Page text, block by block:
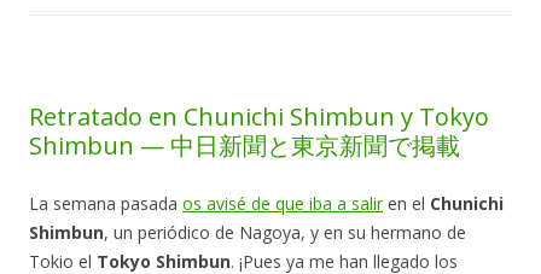
Retratado en Chunichi Shimbun y Tokyo
Shimbun — 中日新聞と東京新聞で掲載
La semana pasada os avisé de que iba a saliren el Chunichi
Shimbun, un periódico de Nagoya, y en su hermano de
Tokio el Tokyo Shimbun. ¡Pues ya me han llegado los